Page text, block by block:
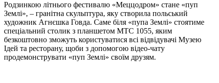
Родзинкою літнього фестивалю «Меццодром» стане «пуп
Землі», – гранітна скульптура, яку створила польський
художник Агнєшка Говда. Саме біля «пупа Землі» стоятиме
спеціальний столик з планшетом МТС 1055, яким
безкоштовно зможуть користуватися всі відвідувачі Музею
Ідей та ресторану, щоби з допомогою відео-чату
продемонструвати «пуп Землі» своїм друзям.